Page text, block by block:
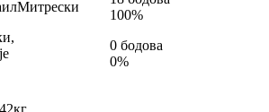
Митрески
,
100%
0 бодова
0%
кг